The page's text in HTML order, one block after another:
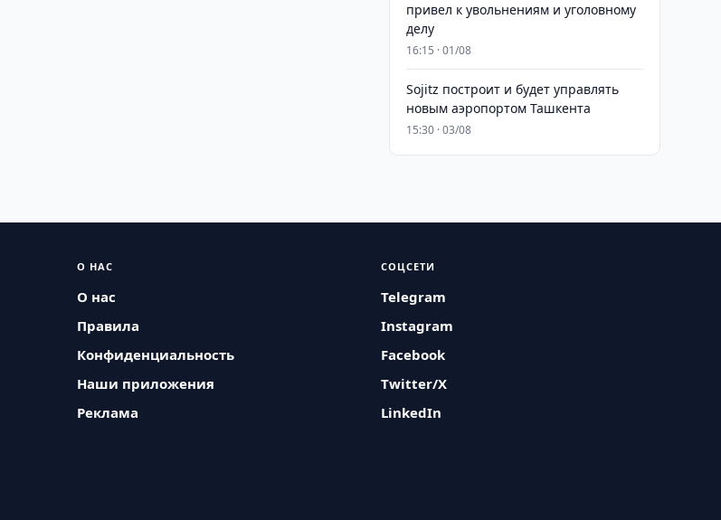
привел к увольнениям и уголовному
делу
16:15 · 01/08
Sojitz построит и будет управлять
новым аэропортом Ташкента
15:30 · 03/08
О НАС
О нас
Правила
Конфиденциальность
Наши приложения
Реклама
СОЦСЕТИ
Telegram
Instagram
Facebook
Twitter/X
LinkedIn